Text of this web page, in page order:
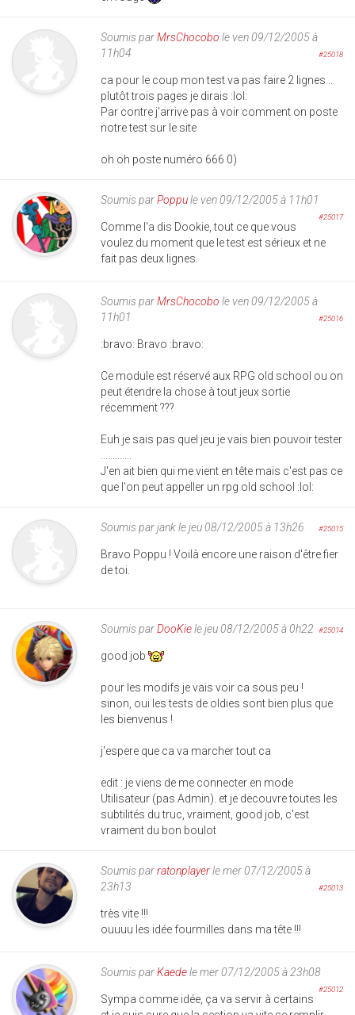
Soumis parMrsChocobo le ven 09/12/2005 à
11h04
#25018
ca pour le coup mon test va pas faire 2 lignes...
plutôt trois pages je dirais :lol:
Par contre j'arrive pas à voir comment on poste
notre test sur le site
oh oh poste numéro 666 0)
Soumis parPoppule ven 09/12/2005 à 11h01
#25017
Comme l'a dis Dookie, tout ce que vous
voulez du moment que le test est sérieux et ne
fait pas deux lignes.
Soumis parMrsChocobo le ven 09/12/2005 à
11h01
#25016
:bravo: Bravo :bravo:
Ce module est réservé aux RPG old school ou on
peut étendre la chose à tout jeux sortie
récemment ???
Euh je sais pas quel jeu je vais bien pouvoir tester
J'en ait bien qui me vient en tête mais c'est pas ce
que l'on peut appeller un rpg old school :lol:
Soumis parjankle jeu 08/12/2005 à 13h26 #25015
Bravo Poppu ! Voilà encore une raison d'être fier
de toi.
Soumis parDooKiele jeu 08/12/2005 à 0h22 #25014
good job
pour les modifs je vais voir ca sous peu !
sinon, oui les tests de oldies sont bien plus que
les bienvenus !
j'espere que ca va marcher tout ca
edit : je viens de me connecter en mode
Utilisateur (pas Admin). et je decouvre toutes les
subtilités du truc, vraiment, good job, c'est
vraiment du bon boulot
Soumis parratonplayerle mer 07/12/2005 à
23h13
#25013
très vite !!!
ouuuu les idée fourmilles dans ma tête !!!
Soumis parKaedele mer 07/12/2005 à 23h08
#25012
Sympa comme idée, ça va servir à certains